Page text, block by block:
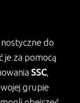
do
je za pomocą
SSC,
grupie